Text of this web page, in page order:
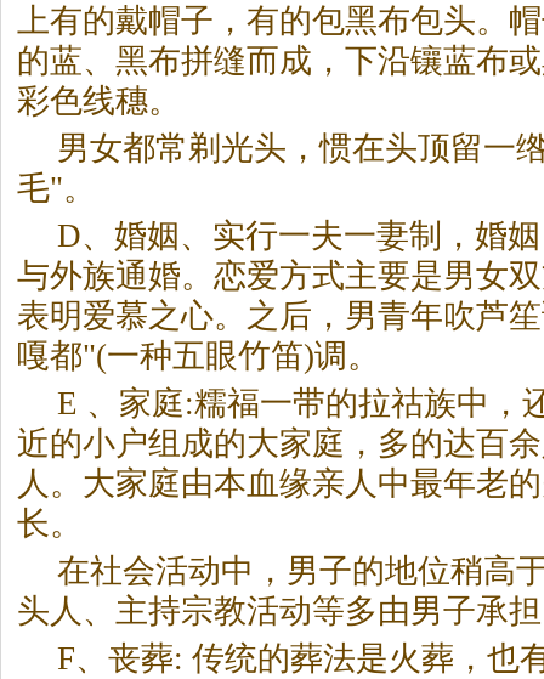
上有的戴帽子，有的包黑布包头。
的蓝、黑布拼缝而成，下沿镶蓝布
彩色线穗。
男女都常剃光头，惯在头顶留一
毛"。
D、婚姻、实行一夫一妻制，婚
与外族通婚。恋爱方式主要是男女
表明爱慕之心。之后，男青年吹芦
嘎都"(一种五眼竹笛)调。
E 、家庭:糯福一带的拉祜族中，
近的小户组成的大家庭，多的达百
人。大家庭由本血缘亲人中最年老
长。
在社会活动中，男子的地位稍高
头人、主持宗教活动等多由男子承
F、丧葬: 传统的葬法是火葬，也